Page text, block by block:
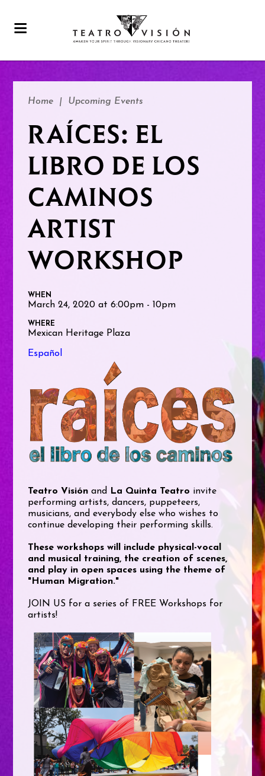
Home | Upcoming Events
RAÍCES: EL
LIBRO DE LOS
CAMINOS
ARTIST
WORKSHOP
WHEN
March 24, 2020 at 6:00pm - 10pm
WHERE
Mexican Heritage Plaza
Español
Teatro Visión and La Quinta Teatro invite
performing artists, dancers, puppeteers,
musicians, and everybody else who wishes to
continue developing their performing skills.
These workshops will include physical-vocal
and musical training, the creation of scenes,
and play in open spaces using the theme of
"Human Migration."
JOIN US for a series of FREE Workshops for
artists!